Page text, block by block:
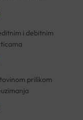
i debitnim
prilikom